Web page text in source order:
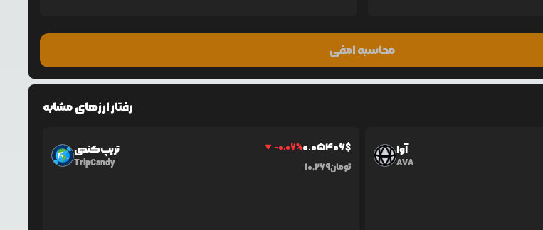
محاسبه امفی
رفتار ارزهای مشابه
تریپ‌کندی
TripCandy
-0.06%0.05406$
10,269تومان
آوا
AVA